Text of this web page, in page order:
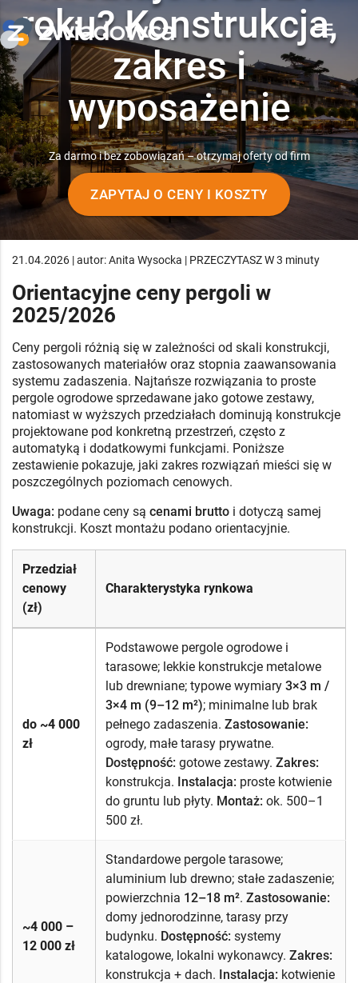
menu
roku? Konstrukcja,
zakres i
wyposażenie
Za darmo i bez zobowiązań – otrzymaj oferty od firm
ZAPYTAJ O CENY I KOSZTY
21.04.2026 | autor: Anita Wysocka | PRZECZYTASZ W 3 minuty
Orientacyjne ceny pergoli w
2025/2026
Ceny pergoli różnią się w zależności od skali konstrukcji,
zastosowanych materiałów oraz stopnia zaawansowania
systemu zadaszenia. Najtańsze rozwiązania to proste
pergole ogrodowe sprzedawane jako gotowe zestawy,
natomiast w wyższych przedziałach dominują konstrukcje
projektowane pod konkretną przestrzeń, często z
automatyką i dodatkowymi funkcjami. Poniższe
zestawienie pokazuje, jaki zakres rozwiązań mieści się w
poszczególnych poziomach cenowych.
Uwaga: podane ceny są cenami brutto i dotyczą samej
konstrukcji. Koszt montażu podano orientacyjnie.
Przedział
cenowy
(zł)
Charakterystyka rynkowa
do ~4 000
zł
Podstawowe pergole ogrodowe i
tarasowe; lekkie konstrukcje metalowe
lub drewniane; typowe wymiary 3×3 m /
3×4 m (9–12 m²); minimalne lub brak
pełnego zadaszenia. Zastosowanie:
ogrody, małe tarasy prywatne.
Dostępność: gotowe zestawy. Zakres:
konstrukcja. Instalacja: proste kotwienie
do gruntu lub płyty. Montaż: ok. 500–1
500 zł.
~4 000 –
12 000 zł
Standardowe pergole tarasowe;
aluminium lub drewno; stałe zadaszenie;
powierzchnia 12–18 m². Zastosowanie:
domy jednorodzinne, tarasy przy
budynku. Dostępność: systemy
katalogowe, lokalni wykonawcy. Zakres:
konstrukcja + dach. Instalacja: kotwienie